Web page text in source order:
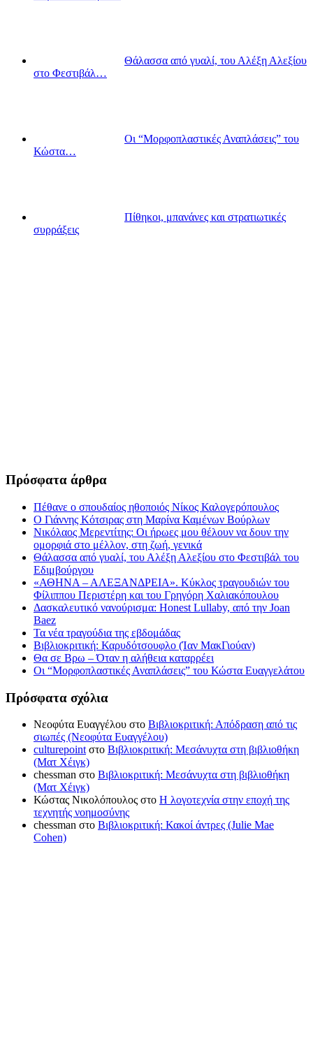
Θάλασσα από γυαλί, του Αλέξη Αλεξίου
στο Φεστιβάλ…
Οι “Μορφοπλαστικές Αναπλάσεις” του
Κώστα…
Πίθηκοι, μπανάνες και στρατιωτικές
συρράξεις
Πρόσφατα άρθρα
Πέθανε ο σπουδαίος ηθοποιός Νίκος Καλογερόπουλος
Ο Γιάννης Κότσιρας στη Μαρίνα Καμένων Βούρλων
Νικόλαος Μερεντίτης: Οι ήρωες μου θέλουν να δουν την
ομορφιά στο μέλλον, στη ζωή, γενικά
Θάλασσα από γυαλί, του Αλέξη Αλεξίου στο Φεστιβάλ του
Εδιμβούργου
«ΑΘΗΝΑ – ΑΛΕΞΑΝΔΡΕΙΑ». Κύκλος τραγουδιών του
Φίλιππου Περιστέρη και του Γρηγόρη Χαλιακόπουλου
Δασκαλευτικό νανούρισμα: Honest Lullaby, από την Joan
Baez
Τα νέα τραγούδια της εβδομάδας
Βιβλιοκριτική: Καρυδότσουφλο (Ίαν ΜακΓιούαν)
Θα σε Βρω – Όταν η αλήθεια καταρρέει
Οι “Μορφοπλαστικές Αναπλάσεις” του Κώστα Ευαγγελάτου
Πρόσφατα σχόλια
Νεοφύτα Ευαγγέλου στο Βιβλιοκριτική: Απόδραση από τις
σιωπές (Νεοφύτα Ευαγγέλου)
culturepointστο Βιβλιοκριτική: Μεσάνυχτα στη βιβλιοθήκη
(Ματ Χέιγκ)
chessman στο Βιβλιοκριτική: Μεσάνυχτα στη βιβλιοθήκη
(Ματ Χέιγκ)
Κώστας Νικολόπουλος στο Η λογοτεχνία στην εποχή της
τεχνητής νοημοσύνης
chessman στο Βιβλιοκριτική: Κακοί άντρες (Julie Mae
Cohen)